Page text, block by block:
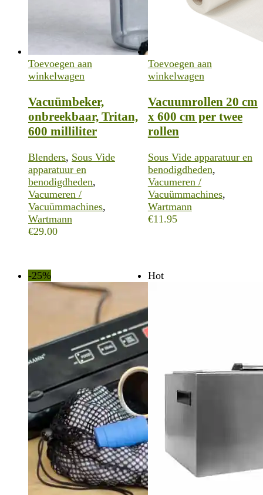
Toevoegen aan
winkelwagen
Vacuümbeker,
onbreekbaar, Tritan,
600 milliliter
Blenders, Sous Vide
apparatuur en
benodigdheden,
Vacumeren /
Vacuümmachines,
Wartmann
€29.00
Toevoegen aan
winkelwagen
Vacuumrollen 20 cm
x 600 cm per twee
rollen
Sous Vide apparatuur en
benodigdheden,
Vacumeren /
Vacuümmachines,
Wartmann
€11.95
-25% Hot